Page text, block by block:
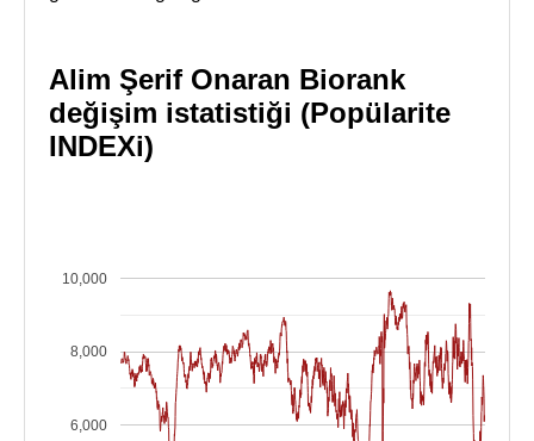
Alim Şerif Onaran Biorank
değişim istatistiği (Popülarite
INDEXi)
6,000
8,000
10,000